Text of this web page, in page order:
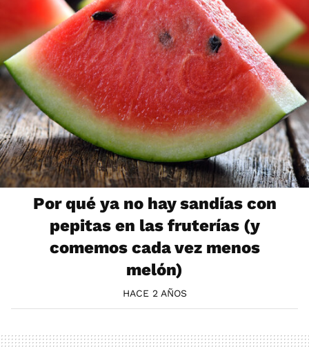
Por qué ya no hay sandías con
pepitas en las fruterías (y
comemos cada vez menos
melón)
HACE 2 AÑOS